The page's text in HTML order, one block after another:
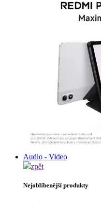
Audio - Video
zpět
Nejoblíbenější produkty